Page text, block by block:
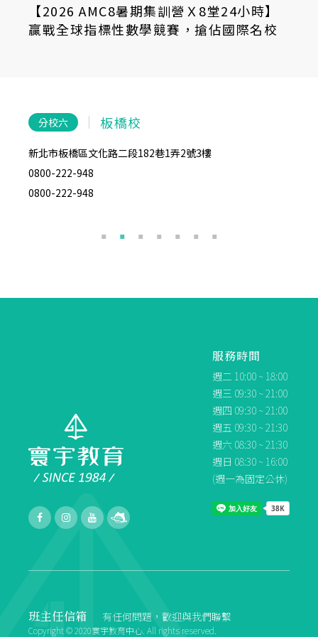
【2026 AMC8暑期集訓營Ｘ8堂24小時】
贏戰全球指標性數學競賽，搶佔國際名校
分校六 板橋校
新北市板橋區文化路二段182巷1弄2號3樓
0800-222-948
0800-222-948
服務時間
週二 10:00 ~ 18:00
週三 09:30 ~ 21:00
週四 09:30 ~ 21:00
週五 09:30 ~ 21:30
週六 08:30 ~ 21:30
週日 08:30 ~ 16:00
(週一為固定公休)
班主任信箱 有任何問題，歡迎與我們聯繫
Copyright © 2020寰宇教育中心. All rights reserved.